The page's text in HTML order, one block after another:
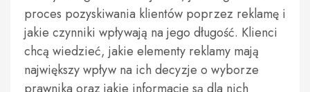
proces pozyskiwania klientów poprzez reklamę i
jakie czynniki wpływają na jego długość. Klienci
chcą wiedzieć, jakie elementy reklamy mają
największy wpływ na ich decyzje o wyborze